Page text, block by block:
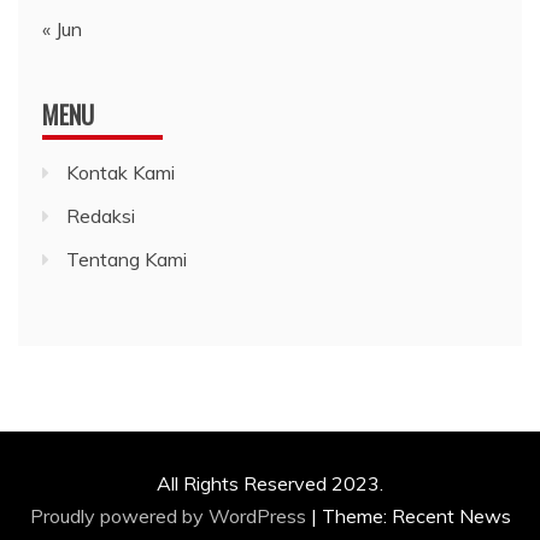
« Jun
MENU
Kontak Kami
Redaksi
Tentang Kami
All Rights Reserved 2023.
Proudly powered by WordPress | Theme: Recent News